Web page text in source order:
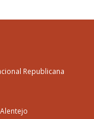
Republicana